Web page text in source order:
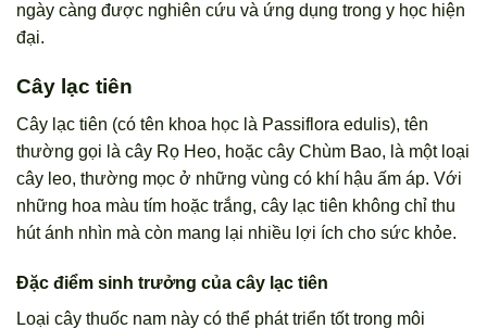
ngày càng được nghiên cứu và ứng dụng trong y học hiện
đại.
Cây lạc tiên
Cây lạc tiên (có tên khoa học là Passiflora edulis), tên
thường gọi là cây Rọ Heo, hoặc cây Chùm Bao, là một loại
cây leo, thường mọc ở những vùng có khí hậu ấm áp. Với
những hoa màu tím hoặc trắng, cây lạc tiên không chỉ thu
hút ánh nhìn mà còn mang lại nhiều lợi ích cho sức khỏe.
Đặc điểm sinh trưởng của cây lạc tiên
Loại cây thuốc nam này có thể phát triển tốt trong môi